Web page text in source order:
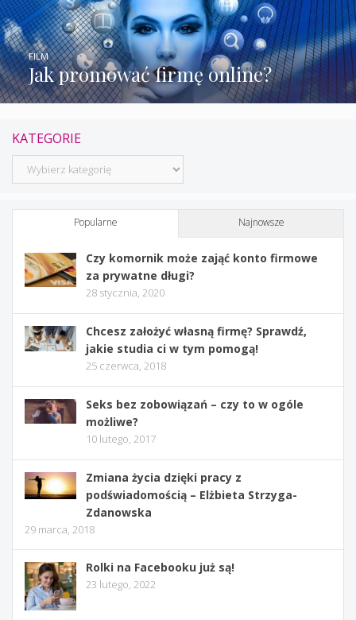
Jak promować firmę online?
FILM
KATEGORIE
Kategorie
Popularne Najnowsze
Czy komornik może zająć konto firmowe
za prywatne długi?
28 stycznia, 2020
Chcesz założyć własną firmę? Sprawdź,
jakie studia ci w tym pomogą!
25 czerwca, 2018
Seks bez zobowiązań – czy to w ogóle
możliwe?
10 lutego, 2017
Zmiana życia dzięki pracy z
podświadomością – Elżbieta Strzyga-
Zdanowska
29 marca, 2018
Rolki na Facebooku już są!
23 lutego, 2022